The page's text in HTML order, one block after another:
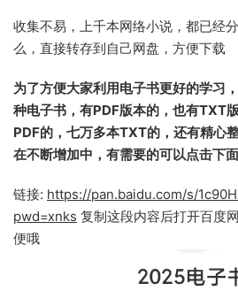
收集不易，上千本网络小说，都已经
么，直接转存到自己网盘，方便下载
为了方便大家利用电子书更好的学习
种电子书，有PDF版本的，也有TXT
PDF的，七万多本TXT的，还有精心
在不断增加中，有需要的可以点击下
链接: https://pan.baidu.com/s/
pwd=xnks 复制这段内容后打开百度
便哦